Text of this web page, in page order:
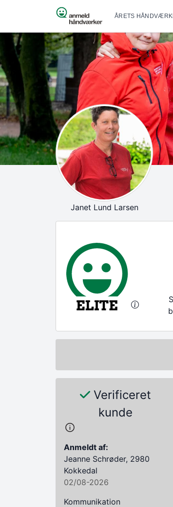
Spring til indhold
ÅRETS
Janet Lund Larsen
Verificeret
kunde
Anmeldt af:
Jeanne Schrøder, 2980
Kokkedal
02/08-2026
Kommunikation